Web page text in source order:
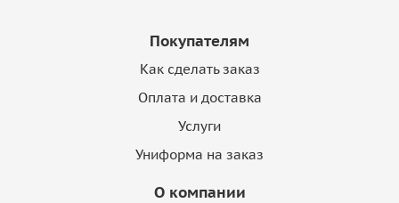
Покупателям
Как сделать заказ
Оплата и доставка
Услуги
Униформа на заказ
О компании